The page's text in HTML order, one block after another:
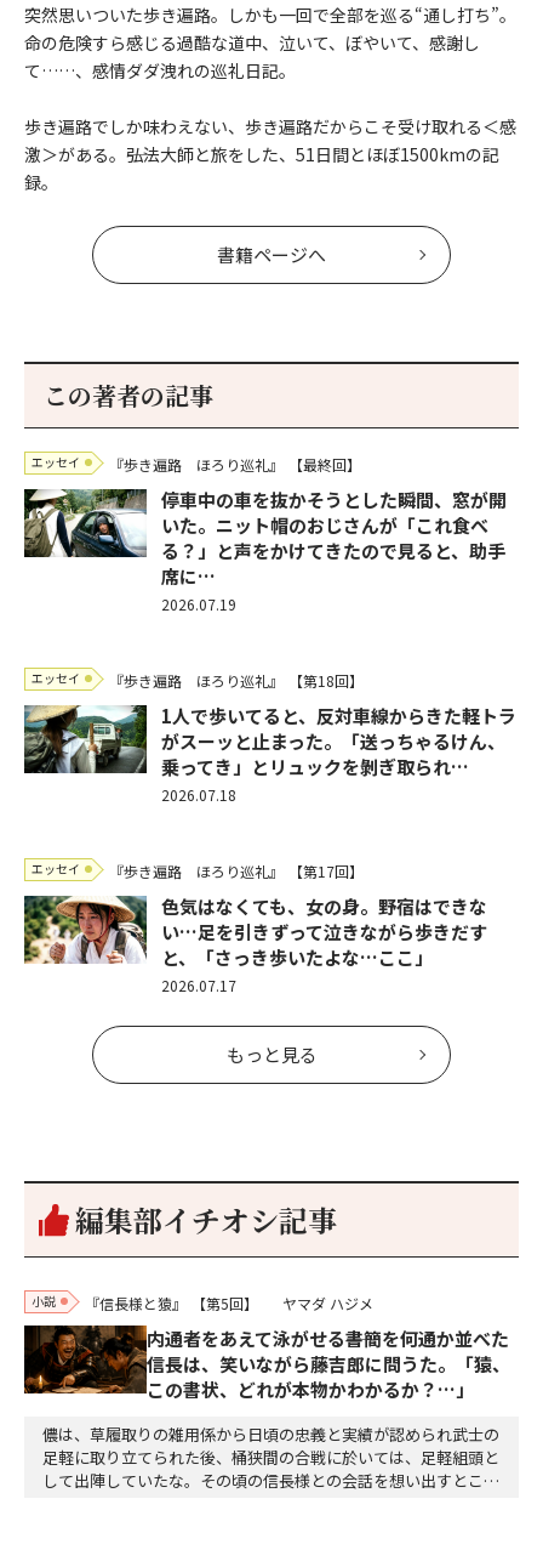
突然思いついた歩き遍路。しかも一回で全部を巡る“通し打ち”。
命の危険すら感じる過酷な道中、泣いて、ぼやいて、感謝し
て……、感情ダダ洩れの巡礼日記。
歩き遍路でしか味わえない、歩き遍路だからこそ受け取れる＜感
激＞がある。――弘法大師と旅をした、51日間とほぼ1500kmの記
録。
書籍ページへ
この著者の記事
エッセイ 『歩き遍路 ほろり巡礼』 【最終回】
停車中の車を抜かそうとした瞬間、窓が開
いた。ニット帽のおじさんが「これ食べ
る？」と声をかけてきたので見ると、助手
席に…
2026.07.19
エッセイ 『歩き遍路 ほろり巡礼』 【第18回】
1人で歩いてると、反対車線からきた軽トラ
がスーッと止まった。「送っちゃるけん、
乗ってき」とリュックを剝ぎ取られ…
2026.07.18
エッセイ 『歩き遍路 ほろり巡礼』 【第17回】
色気はなくても、女の身。野宿はできな
い…足を引きずって泣きながら歩きだす
と、「さっき歩いたよな…ここ」
2026.07.17
もっと見る
編集部イチオシ記事
小説 『信長様と猿』 【第5回】 ヤマダ ハジメ
内通者をあえて泳がせる――書簡を何通か並べた
信長は、笑いながら藤吉郎に問うた。「猿、
この書状、どれが本物かわかるか？…」
儂は、草履取りの雑用係から日頃の忠義と実績が認められ武士の
足軽に取り立てられた後、桶狭間の合戦に於いては、足軽組頭と
して出陣していたな。その頃の信長様との会話を想い出すとこん